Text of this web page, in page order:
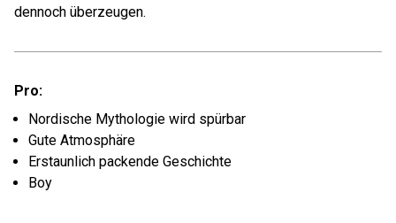
dennoch überzeugen.
Pro:
Nordische Mythologie wird spürbar
Gute Atmosphäre
Erstaunlich packende Geschichte
Boy